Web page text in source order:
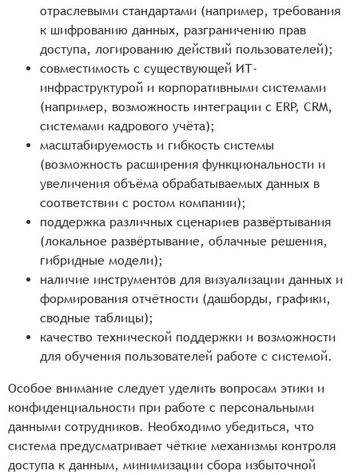
отраслевыми стандартами (например, требования
к шифрованию данных, разграничению прав
доступа, логированию действий пользователей);
совместимость с существующей ИТ-
инфраструктурой и корпоративными системами
(например, возможность интеграции с ERP, CRM,
системами кадрового учёта);
масштабируемость и гибкость системы
(возможность расширения функциональности и
увеличения объёма обрабатываемых данных в
соответствии с ростом компании);
поддержка различных сценариев развёртывания
(локальное развёртывание, облачные решения,
гибридные модели);
наличие инструментов для визуализации данных и
формирования отчётности (дашборды, графики,
сводные таблицы);
качество технической поддержки и возможности
для обучения пользователей работе с системой.
Особое внимание следует уделить вопросам этики и
конфиденциальности при работе с персональными
данными сотрудников. Необходимо убедиться, что
система предусматривает чёткие механизмы контроля
доступа к данным, минимизации сбора избыточной